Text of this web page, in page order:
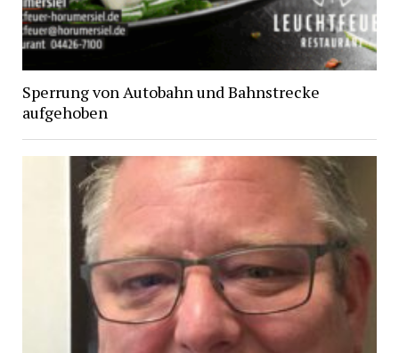
Sperrung von Autobahn und Bahnstrecke
aufgehoben